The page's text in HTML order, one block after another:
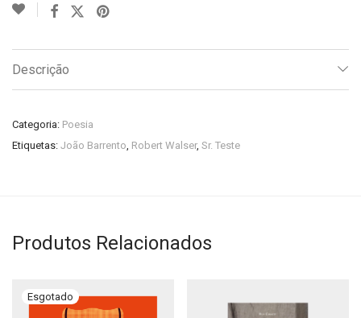
Descrição
Categoria: Poesia
Etiquetas: João Barrento, Robert Walser, Sr. Teste
Produtos Relacionados